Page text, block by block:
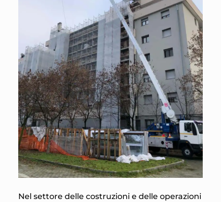
Nel settore delle costruzioni e delle operazioni